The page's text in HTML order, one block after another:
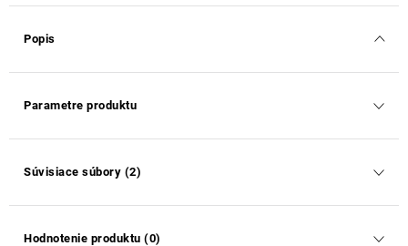
Popis
Parametre produktu
Súvisiace súbory (2)
Hodnotenie produktu (0)